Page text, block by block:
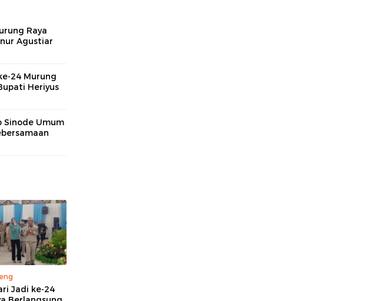
Raya
Agustiar
24 Murung
Heriyus
Sinode Umum
Jadi ke-24